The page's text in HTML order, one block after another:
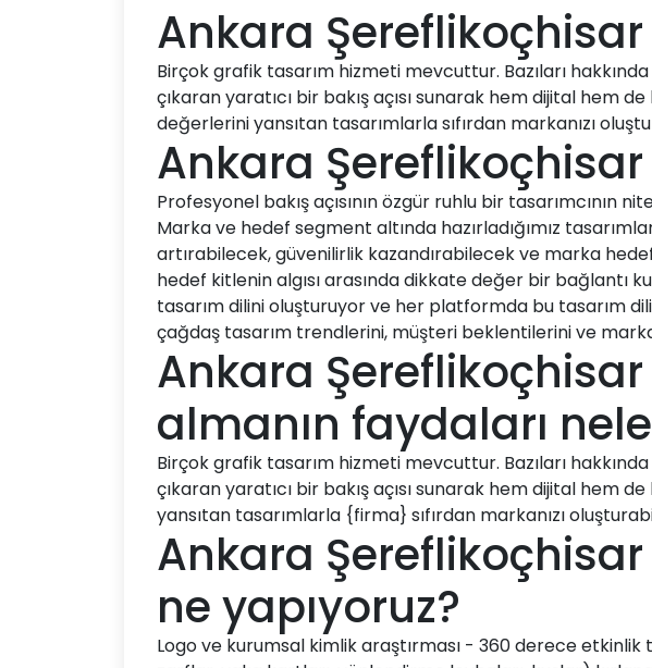
Ankara
Birçok grafik tasarım hizmeti mevcuttur. Bazıları
çıkaran yaratıcı bir bakış açısı sunarak hem dijital hem
değerlerini yansıtan tasarımlarla sıfırdan markanızı
Ankara Şereflikoçhisar
Profesyonel bakış açısının özgür ruhlu bir tasarımcının
Marka ve hedef segment altında hazırladığımız
artırabilecek, güvenilirlik kazandırabilecek ve marka
hedef kitlenin algısı arasında dikkate değer bir bağlantı
tasarım dilini oluşturuyor ve her platformda bu tasarım
çağdaş tasarım trendlerini, müşteri beklentilerini ve
Ankara
almanın faydaları
Birçok grafik tasarım hizmeti mevcuttur. Bazıları
çıkaran yaratıcı bir bakış açısı sunarak hem dijital hem
yansıtan tasarımlarla {firma} sıfırdan markanızı
Ankara
ne yapıyoruz?
Logo ve kurumsal kimlik araştırması - 360 derece